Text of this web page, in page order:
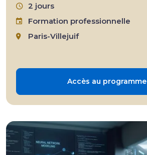
2 jours
Formation professionnelle
Paris-Villejuif
Accès au programme